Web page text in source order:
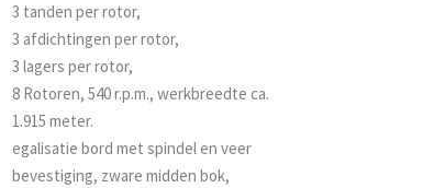
3 tanden per rotor,
3 afdichtingen per rotor,
3 lagers per rotor,
8 Rotoren, 540 r.p.m., werkbreedte ca.
1.915 meter.
egalisatie bord met spindel en veer
bevestiging, zware midden bok,